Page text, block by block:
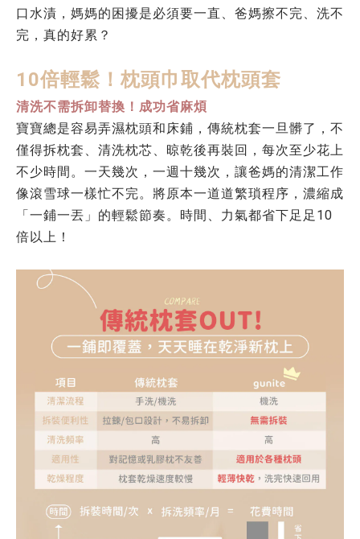
口水漬，媽媽的困擾是必須要一直、爸媽擦不完、洗不
完，真的好累？
10倍輕鬆！枕頭巾取代枕頭套
清洗不需拆卸替換！成功省麻煩
寶寶總是容易弄濕枕頭和床鋪，傳統枕套一旦髒了，不
僅得拆枕套、清洗枕芯、晾乾後再裝回，每次至少花上
不少時間。一天幾次，一週十幾次，讓爸媽的清潔工作
像滾雪球一樣忙不完。 將原本一道道繁瑣程序，濃縮成
「一鋪一丟」的輕鬆節奏。時間、力氣都省下足足10
倍以上！